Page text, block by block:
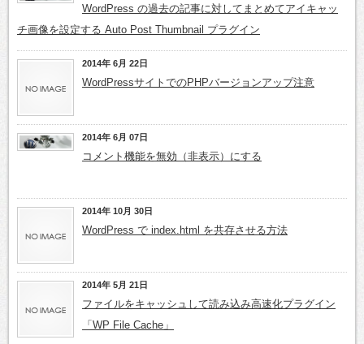
WordPress の過去の記事に対してまとめてアイキャッ
チ画像を設定する Auto Post Thumbnail プラグイン
2014年 6月 22日
WordPressサイトでのPHPバージョンアップ注意
2014年 6月 07日
コメント機能を無効（非表示）にする
2014年 10月 30日
WordPress で index.html を共存させる方法
2014年 5月 21日
ファイルをキャッシュして読み込み高速化プラグイン
「WP File Cache」